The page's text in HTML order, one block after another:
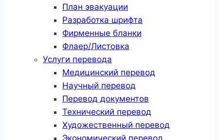
План эвакуации
Разработка шрифта
Фирменные бланки
Флаер/Листовка
Услуги перевода
Медицинский перевод
Научный перевод
Перевод документов
Технический перевод
Художественный перевод
Экономический перевод